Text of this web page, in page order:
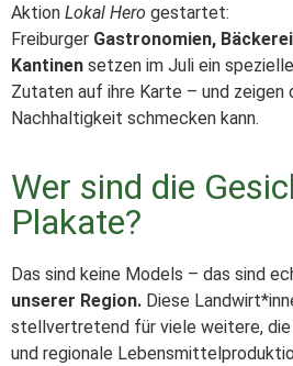
Aktion Lokal Hero gestartet:
Freiburger Gastronomien,
Kantinen setzen im Juli ein
Zutaten auf ihre Karte – und zeigen
Nachhaltigkeit schmecken kann.
Wer sind die
Plakate?
Das sind keine Models – das sind
unserer Region. Diese
stellvertretend für viele weitere, die
und regionale